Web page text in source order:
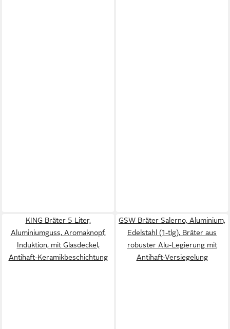
KING Bräter 5 Liter,
Aluminiumguss, Aromaknopf,
Induktion, mit Glasdeckel,
Antihaft-Keramikbeschichtung
GSW Bräter Salerno, Aluminium,
Edelstahl (1-tlg), Bräter aus
robuster Alu-Legierung mit
Antihaft-Versiegelung